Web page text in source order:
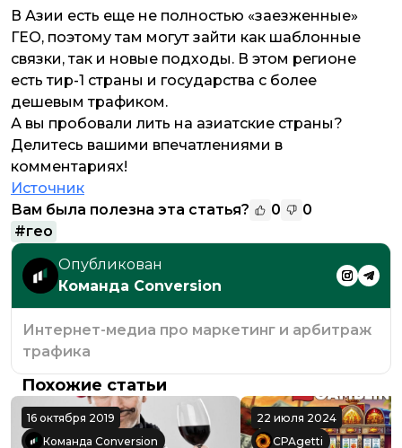
В Азии есть еще не полностью «заезженные»
ГЕО, поэтому там могут зайти как шаблонные
связки, так и новые подходы. В этом регионе
есть тир-1 страны и государства с более
дешевым трафиком.
А вы пробовали лить на азиатские страны?
Делитесь вашими впечатлениями в
комментариях!
Источник
Вам была полезна эта статья?
0
0
#гео
Опубликован
Команда Conversion
Интернет-медиа про маркетинг и арбитраж
трафика
Похожие статьи
16 октября 2019
Команда Conversion
22 июля 2024
CPAgetti